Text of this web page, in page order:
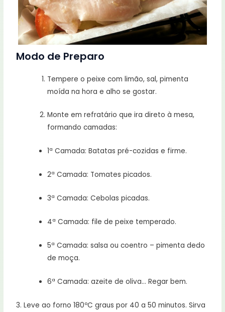
Modo de Preparo
Tempere o peixe com limão, sal, pimenta
moída na hora e alho se gostar.
Monte em refratário que ira direto à mesa,
formando camadas:
1ª Camada: Batatas pré-cozidas e firme.
2ª Camada: Tomates picados.
3ª Camada: Cebolas picadas.
4ª Camada: file de peixe temperado.
5ª Camada: salsa ou coentro – pimenta dedo
de moça.
6ª Camada: azeite de oliva… Regar bem.
3. Leve ao forno 180ºC graus por 40 a 50 minutos. Sirva